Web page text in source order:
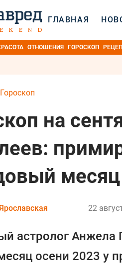
ГЛАВНАЯ
ОТНОШЕНИЯ ГОРОСКОП
Гороскоп
на
месяц
22
астролог Анжела
осени 2023 у